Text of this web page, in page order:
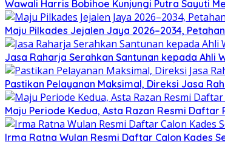
Wawali Harris Bobihoe Kunjungi Putra Sayuti
Maju Pilkades Jejalen Jaya 2026–2034,
Jasa Raharja Serahkan Santunan kepada Ahli
Pastikan Pelayanan Maksimal, Direksi Jasa
Maju Periode Kedua, Asta Razan Resmi Daftar
Irma Ratna Wulan Resmi Daftar Calon Kades